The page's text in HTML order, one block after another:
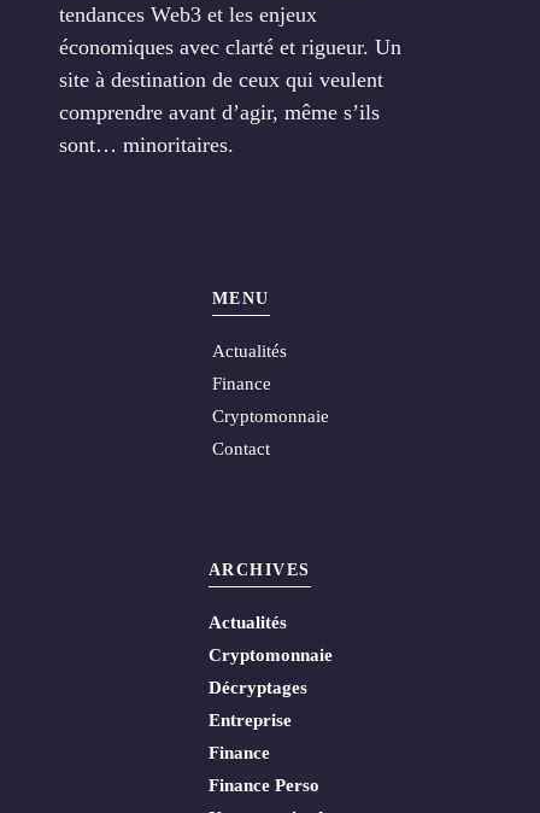
tendances Web3 et les enjeux
économiques avec clarté et rigueur. Un
site à destination de ceux qui veulent
comprendre avant d’agir, même s’ils
sont… minoritaires.
MENU
Actualités
Finance
Cryptomonnaie
Contact
ARCHIVES
Actualités
Cryptomonnaie
Décryptages
Entreprise
Finance
Finance Perso